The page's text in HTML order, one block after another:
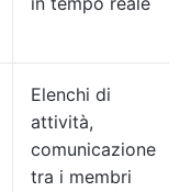
Elenchi di
attività,
comunicazione
tra i membri